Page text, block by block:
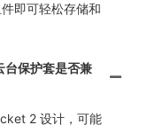
即可轻松存储和
台保护套是否兼
2 设计，可能